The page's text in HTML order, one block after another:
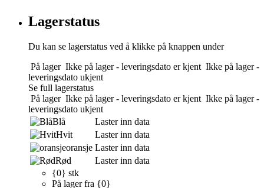
Lagerstatus
Du kan se lagerstatus ved å klikke på knappen under
På lager Ikke på lager - leveringsdato er kjent Ikke på lager -
leveringsdato ukjent
Se full lagerstatus
På lager Ikke på lager - leveringsdato er kjent Ikke på lager -
leveringsdato ukjent
Blå
Laster inn data
Hvit
Laster inn data
oransje Laster inn data
Rød
Laster inn data
{0} stk
På lager fra {0}